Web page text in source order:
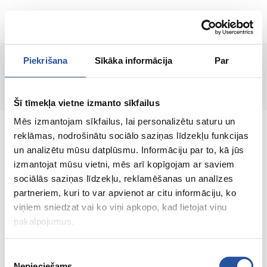
Piekrišana Sīkāka informācija Par
Šī tīmekļa vietne izmanto sīkfailus
Mēs izmantojam sīkfailus, lai personalizētu saturu un
reklāmas, nodrošinātu sociālo saziņas līdzekļu funkcijas
un analizētu mūsu datplūsmu. Informāciju par to, kā jūs
izmantojat mūsu vietni, mēs arī kopīgojam ar saviem
sociālās saziņas līdzekļu, reklamēšanas un analīzes
partneriem, kuri to var apvienot ar citu informāciju, ko
viņiem sniedzat vai ko viņi apkopo, kad lietojat viņu
pakalpojumus.
RU
Страница не найдена!
Интернет-магазин с выгодными ценами и
качественными товарами, где
удовлетворённость клиента является нашей
главной ценностью.
Vse dlja vashego doma i sada!